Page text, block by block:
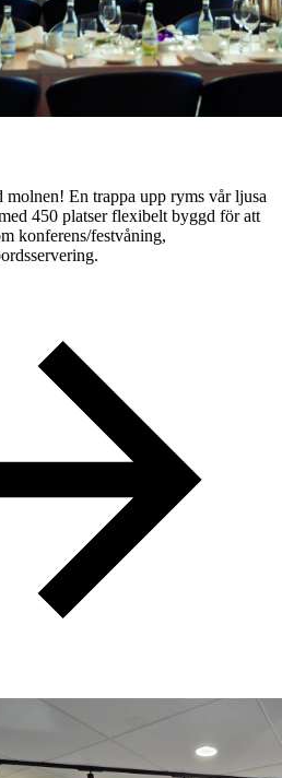
En trappa upp ryms vår ljusa
450 platser flexibelt byggd för att
konferens/festvåning,